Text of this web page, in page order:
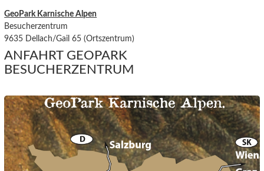
GeoPark Karnische Alpen
Besucherzentrum
9635 Dellach/Gail 65 (Ortszentrum)
ANFAHRT GEOPARK
BESUCHERZENTRUM